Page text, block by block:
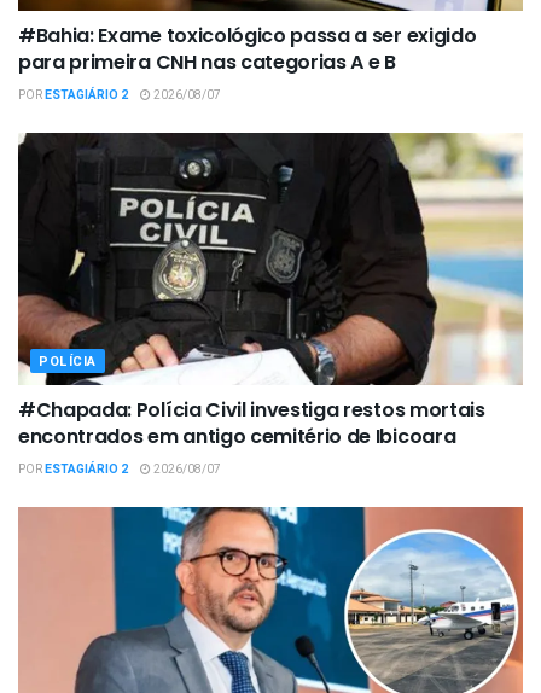
#Bahia: Exame toxicológico passa a ser exigido
para primeira CNH nas categorias A e B
PORESTAGIÁRIO 2 2026/08/07
POLÍCIA
#Chapada: Polícia Civil investiga restos mortais
encontrados em antigo cemitério de Ibicoara
PORESTAGIÁRIO 2 2026/08/07